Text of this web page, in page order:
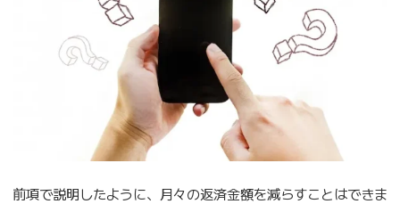
前項で説明したように、月々の返済金額を減らすことはできま